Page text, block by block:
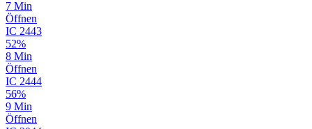
7 Min
Öffnen
IC 2443
52%
8 Min
Öffnen
IC 2444
56%
9 Min
Öffnen